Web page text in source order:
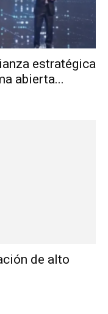
estratégica
abierta...
de alto